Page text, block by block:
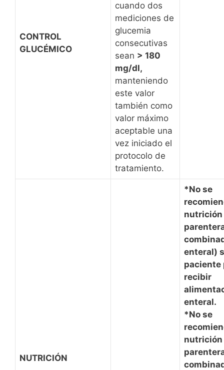
CONTROL
GLUCÉMICO
cuando dos
mediciones de
glucemia
consecutivas
sean > 180
mg/dl,
manteniendo
este valor
también como
valor máximo
aceptable una
vez iniciado el
protocolo de
tratamiento.
NUTRICIÓN
*No se
nutrición
enteral)
paciente
recibir
enteral.
*No se
nutrición